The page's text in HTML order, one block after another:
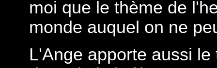
moi que le thème de
monde auquel on ne
L'Ange apporte aussi